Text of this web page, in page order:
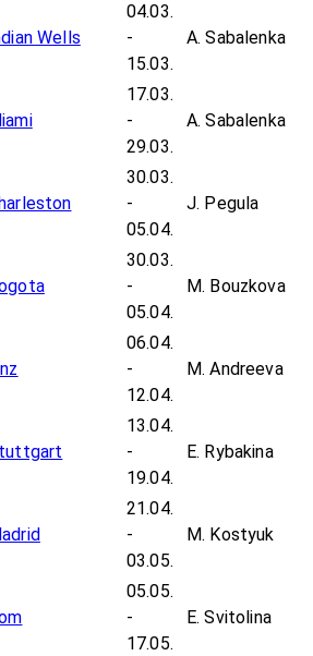
Wells
04.03.
-
15.03.
A. Sabalenka
17.03.
-
29.03.
A. Sabalenka
30.03.
-
05.04.
J. Pegula
30.03.
-
05.04.
M. Bouzkova
06.04.
-
12.04.
M. Andreeva
13.04.
-
19.04.
E. Rybakina
21.04.
-
03.05.
M. Kostyuk
05.05.
-
17.05.
E. Svitolina